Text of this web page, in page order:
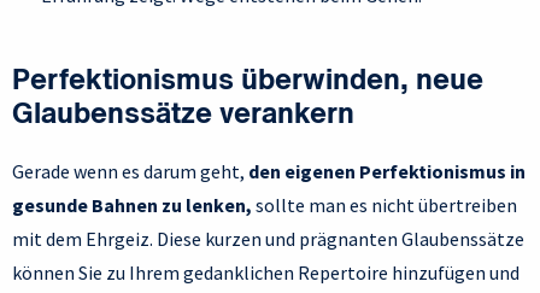
Perfektionismus überwinden, neue
Glaubenssätze verankern
Gerade wenn es darum geht, den eigenen Perfektionismus in
gesunde Bahnen zu lenken, sollte man es nicht übertreiben
mit dem Ehrgeiz. Diese kurzen und prägnanten Glaubenssätze
können Sie zu Ihrem gedanklichen Repertoire hinzufügen und